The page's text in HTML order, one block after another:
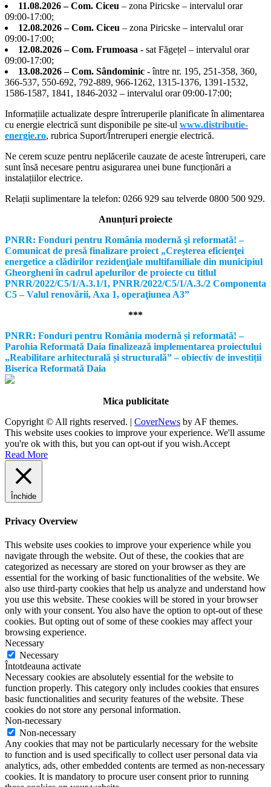
11.08.2026 – Com. Ciceu – zona Piricske – intervalul orar
09:00-17:00;
12.08.2026 – Com. Ciceu – zona Piricske – intervalul orar
09:00-17:00;
12.08.2026 – Com. Frumoasa - sat Făgețel – intervalul orar
09:00-17:00;
13.08.2026 – Com. Sândominic - între nr. 195, 251-358, 360,
366-537, 550-692, 792-889, 966-1262, 1315-1376, 1391-1532,
1586-1587, 1841, 1846-2032 – intervalul orar 09:00-17:00;
Informațiile actualizate despre întreruperile planificate în alimentarea
cu energie electrică sunt disponibile pe site-ul www.distributie-
energie.ro, rubrica Suport/Întreruperi energie electrică.
Ne cerem scuze pentru neplăcerile cauzate de aceste întreruperi, care
sunt însă necesare pentru asigurarea unei bune funcționări a
instalațiilor electrice.
Relații suplimentare la telefon: 0266 929 sau telverde 0800 500 929.
Anunțuri proiecte
PNRR: Fonduri pentru România modernă şi reformată! –
Comunicat de presă finalizare proiect „Creşterea eficienţei
energetice a clădirilor rezidenţiale multifamiliale din municipiul
Gheorgheni în cadrul apelurilor de proiecte cu titlul
PNRR/2022/C5/1/A.3.1/1, PNRR/2022/C5/1/A.3./2 Componenta
C5 – Valul renovării, Axa 1, operaţiunea A3”
***
PNRR: Fonduri pentru România modernă și reformată! –
Parohia Reformată Daia finalizează implementarea proiectului
„Reabilitare arhitecturală și structurală” – obiectiv de investiții
Biserica Reformată Daia
Mica publicitate
Copyright © All rights reserved. | CoverNews by AF themes.
This website uses cookies to improve your experience. We'll assume
you're ok with this, but you can opt-out if you wish.Accept
Read More
Închide
Privacy Overview
This website uses cookies to improve your experience while you
navigate through the website. Out of these, the cookies that are
categorized as necessary are stored on your browser as they are
essential for the working of basic functionalities of the website. We
also use third-party cookies that help us analyze and understand how
you use this website. These cookies will be stored in your browser
only with your consent. You also have the option to opt-out of these
cookies. But opting out of some of these cookies may affect your
browsing experience.
Necessary
Necessary
Întotdeauna activate
Necessary cookies are absolutely essential for the website to
function properly. This category only includes cookies that ensures
basic functionalities and security features of the website. These
cookies do not store any personal information.
Non-necessary
Non-necessary
Any cookies that may not be particularly necessary for the website
to function and is used specifically to collect user personal data via
analytics, ads, other embedded contents are termed as non-necessary
cookies. It is mandatory to procure user consent prior to running